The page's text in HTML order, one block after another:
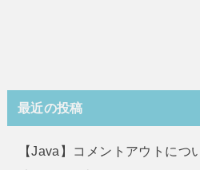
最近の投稿
【Java】コメントアウトにつ